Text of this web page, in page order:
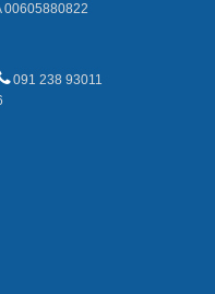
00605880822
091 238 93011